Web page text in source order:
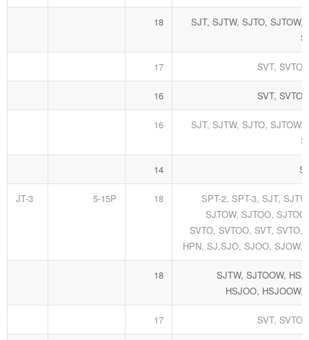
18
SJT, SJTW, SJTO, SJTOW,
17 SVT, SVTO,
16 SVT, SVTO,
16
SJT, SJTW, SJTO, SJTOW,
14
JT-3 5-15P 18
SPT-2, SPT-3, SJT,
SJTOW, SJTOO,
SVTO, SVTOO, SVT, SVTO,
HPN, SJ,SJO, SJOO, SJOW,
18
SJTW, SJTOOW,
HSJOO, HSJOOW,
17 SVT, SVTO,